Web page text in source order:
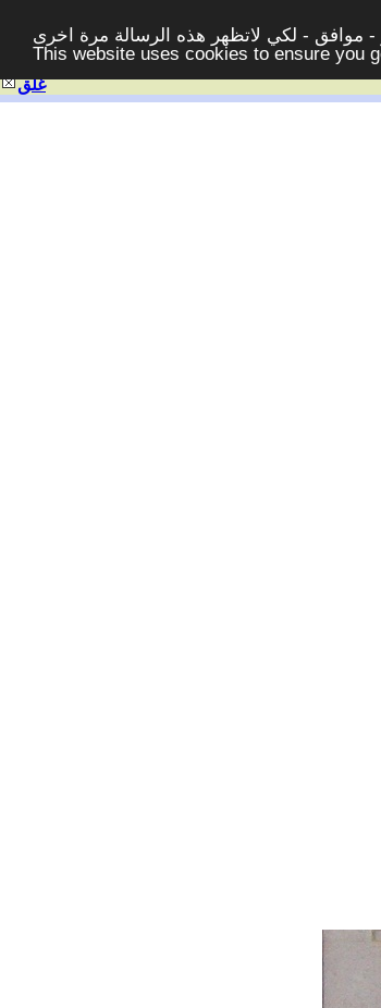
موافق - لكي لاتظهر هذه الرسالة مرة اخرى -
This website uses cookies to ensure you
غلق